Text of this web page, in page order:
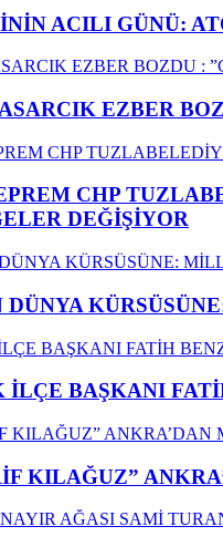
ACILI GÜNÜ:
EZBER
CHP
DEĞİŞİYOR
DÜNYA
İLÇE BAŞKANI
KILAĞUZ”